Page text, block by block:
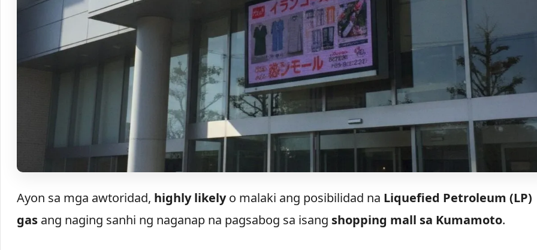
Ayon sa mga awtoridad, highly likelyo malaki ang posibilidad na Liquefied Petroleum (LP)
gasang naging sanhi ng naganap na pagsabog sa isang shopping mall sa Kumamoto.